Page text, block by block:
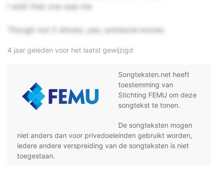
I wish that one was me
Though not it shows, yes, someone knows
4 jaar geleden voor het laatst gewijzigd
Songteksten.net heeft
toestemming van
Stichting FEMU om deze
songtekst te tonen.
De songteksten mogen
niet anders dan voor privedoeleinden gebruikt worden,
iedere andere verspreiding van de songteksten is niet
toegestaan.